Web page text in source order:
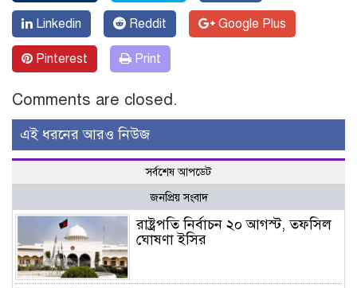
Linkedin Reddit Google Plus
Pinterest Print
Comments are closed.
এই ধরনের আরও নিউজ
সর্বশেষ আপডেট
জনপ্রিয় সংবাদ
রাষ্ট্রপতি নির্বাচন ২০ আগস্ট, তফসিল
ঘোষণা ইসির